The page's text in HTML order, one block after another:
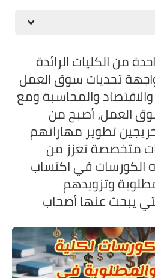
من الكليات الرائدة
تحديات سوق العمل
والمحاسبة ومع
العمل، أصبح من
تطوير مهاراتهم
متخصصة تعزز من
الكورسات في اكتساب
وتزويدهم
يبحث عنها أصحاب